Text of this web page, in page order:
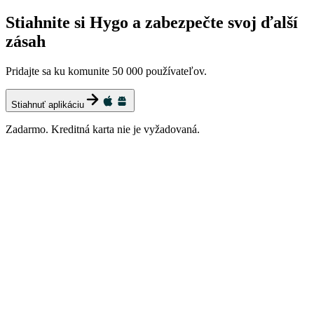
Stiahnite si Hygo a zabezpečte svoj ďalší
zásah
Pridajte sa ku komunite 50 000 používateľov.
Stiahnuť aplikáciu
Zadarmo. Kreditná karta nie je vyžadovaná.